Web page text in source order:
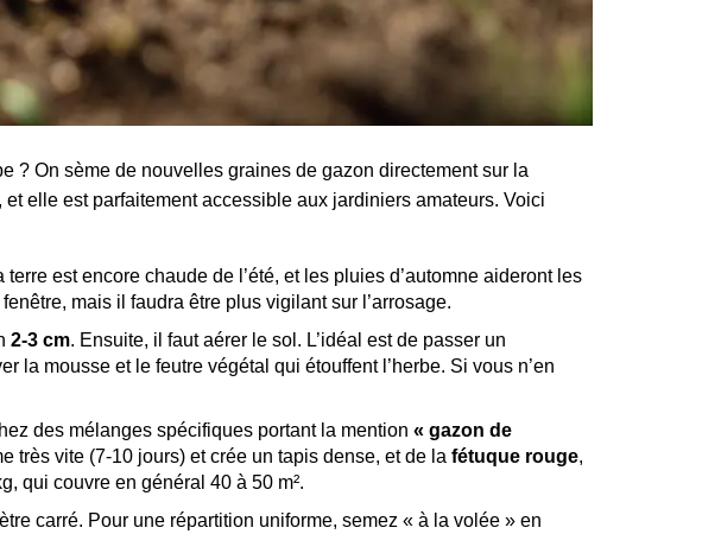
? On sème de nouvelles graines de gazon directement sur la
elle est parfaitement accessible aux jardiniers amateurs. Voici
terre est encore chaude de l’été, et les pluies d’automne aideront les
mais il faudra être plus vigilant sur l’arrosage.
2-3 cm. Ensuite, il faut aérer le sol. L’idéal est de passer un
mousse et le feutre végétal qui étouffent l’herbe. Si vous n’en
des mélanges spécifiques portant la mention « gazon de
très vite (7-10 jours) et crée un tapis dense, et de la fétuque rouge,
qui couvre en général 40 à 50 m².
carré. Pour une répartition uniforme, semez « à la volée » en